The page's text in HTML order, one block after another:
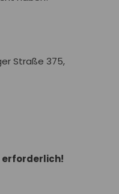
Straße 375,
erforderlich!